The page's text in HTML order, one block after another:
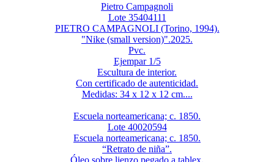
Pietro Campagnoli
Lote 35404111
PIETRO CAMPAGNOLI (Torino, 1994).
"Nike (small version)".2025.
Pvc.
Ejempar 1/5
Escultura de interior.
Con certificado de autenticidad.
Medidas: 34 x 12 x 12 cm....
Escuela norteamericana; c. 1850.
Lote 40020594
Escuela norteamericana; c. 1850.
“Retrato de niña”.
Óleo sobre lienzo pegado a tablex.